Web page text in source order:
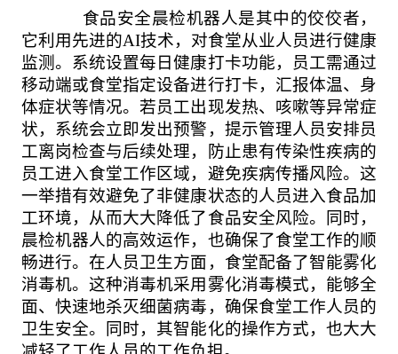
食品安全晨检机器人是其中的佼佼者，
它利用先进的AI技术，对食堂从业人员进行健康
监测。系统设置每日健康打卡功能，员工需通过
移动端或食堂指定设备进行打卡，汇报体温、身
体症状等情况。若员工出现发热、咳嗽等异常症
状，系统会立即发出预警，提示管理人员安排员
工离岗检查与后续处理，防止患有传染性疾病的
员工进入食堂工作区域，避免疾病传播风险。这
一举措有效避免了非健康状态的人员进入食品加
工环境，从而大大降低了食品安全风险。同时，
晨检机器人的高效运作，也确保了食堂工作的顺
畅进行。在人员卫生方面，食堂配备了智能雾化
消毒机。这种消毒机采用雾化消毒模式，能够全
面、快速地杀灭细菌病毒，确保食堂工作人员的
卫生安全。同时，其智能化的操作方式，也大大